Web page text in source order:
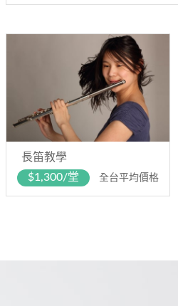
長笛教學
$1,300/堂
全台平均價格